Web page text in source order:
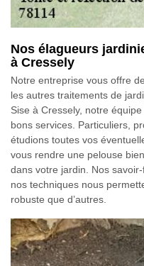
Nos élagueurs
à Cressely
Notre entreprise vous offre
les autres traitements de
Sise à Cressely, notre
bons services. Particuliers,
étudions toutes vos
vous rendre une pelouse
dans votre jardin. Nos
nos techniques nous
robuste que d’autres.